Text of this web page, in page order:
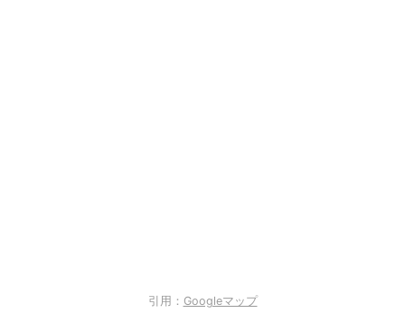
引用： Googleマップ